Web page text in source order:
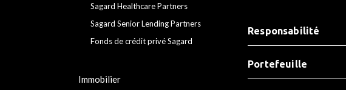
Sagard Healthcare Partners
Sagard Senior Lending Partners
Fonds de crédit privé Sagard
Immobilier
Responsabilité
Portefeuille